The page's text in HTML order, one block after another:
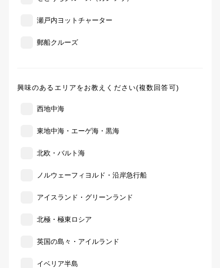
瀬戸内ヨットチャーター
郵船クルーズ
興味のあるエリアをお教えください(複数回答可)
西地中海
東地中海・エーゲ海・黒海
北欧・バルト海
ノルウェーフィヨルド・沿岸急行船
アイスランド・グリーンランド
北極・極東ロシア
英国の島々・アイルランド
イベリア半島